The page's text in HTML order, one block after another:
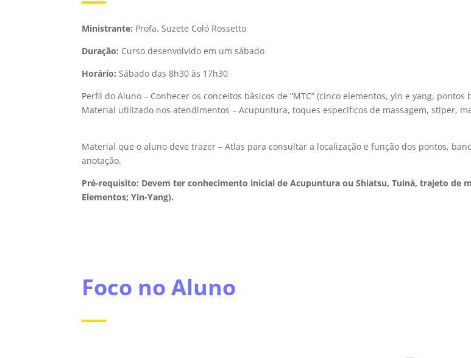
Ministrante: Profa. Suzete Coló Rossetto
Duração: Curso desenvolvido em um sábado
Horário: Sábado das 8h30 às 17h30
Perfil do Aluno – Conhecer os conceitos básicos de “MTC” (cinco elementos, yin e yang,
Material utilizado nos atendimentos – Acupuntura, toques específicos de massagem, stiper,
Material que o aluno deve trazer – Atlas para consultar a localização e função dos pontos,
anotação.
Pré-requisito: Devem ter conhecimento inicial de Acupuntura ou Shiatsu, Tuiná, trajeto de
Elementos; Yin-Yang).
Foco no Aluno